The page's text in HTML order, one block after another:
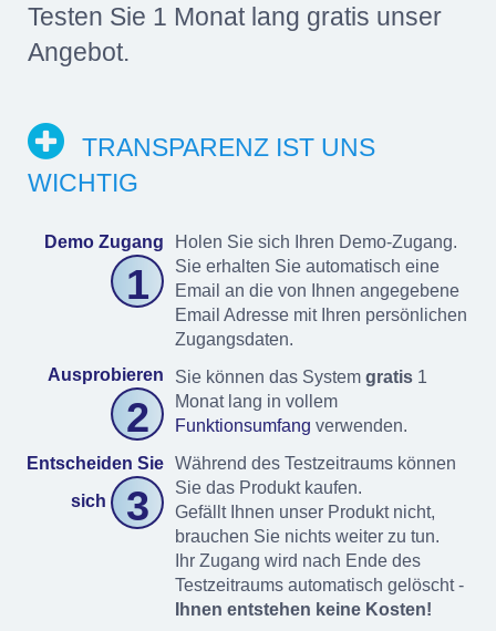
Testen Sie 1 Monat lang gratis unser
Angebot.
TRANSPARENZ IST UNS
WICHTIG
Demo Zugang
1
Holen Sie sich Ihren Demo-Zugang.
Sie erhalten Sie automatisch eine
Email an die von Ihnen angegebene
Email Adresse mit Ihren persönlichen
Zugangsdaten.
Ausprobieren
2
Sie können das System gratis 1
Monat lang in vollem
Funktionsumfang verwenden.
Entscheiden Sie
sich 3
Während des Testzeitraums können
Sie das Produkt kaufen.
Gefällt Ihnen unser Produkt nicht,
brauchen Sie nichts weiter zu tun.
Ihr Zugang wird nach Ende des
Testzeitraums automatisch gelöscht -
Ihnen entstehen keine Kosten!